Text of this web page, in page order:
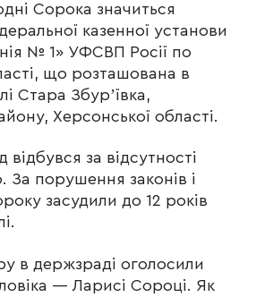
Сорока значиться
казенної установи
№ 1» УФСВП Росії по
що розташована в
Стара Збурʼївка,
Херсонської області.
за відсутності
За порушення законів і
засудили до 12 років
в держзраді оголосили
— Ларисі Сороці. Як